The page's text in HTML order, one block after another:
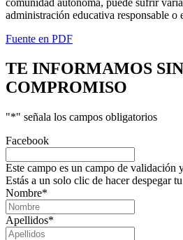
administración educativa responsable o
Fuente en PDF
TE INFORMAMOS SIN
COMPROMISO
"*" señala los campos obligatorios
Facebook
Este campo es un campo de validación
Estás a un solo clic de hacer despegar
Nombre*
Apellidos*